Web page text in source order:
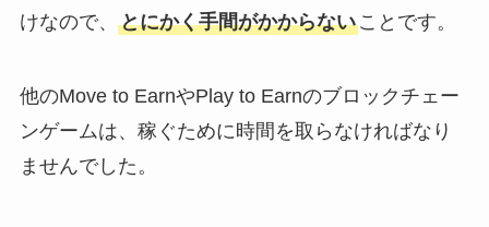
けなので、 とにかく手間がかからないことです。
他のMove to EarnやPlay to Earnのブロックチェー
ンゲームは、稼ぐために時間を取らなければなり
ませんでした。